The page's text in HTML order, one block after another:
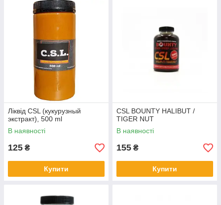
Ліквід CSL (кукурузный
экстракт), 500 ml
В наявності
125 ₴
Купити
CSL BOUNTY HALIBUT /
TIGER NUT
В наявності
155 ₴
Купити